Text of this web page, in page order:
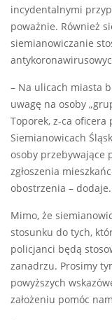
incydentalnymi
poważnie. Również
siemianowiczanie
– Na ulicach miasta
uwagę na osoby
Toporek, z-ca
Siemianowicach
osoby przebywające
zgłoszenia
obostrzenia – dodaje.
Mimo, że
stosunku do tych,
policjanci będą
zanadrzu. Prosimy
powyższych
założeniu pomóc